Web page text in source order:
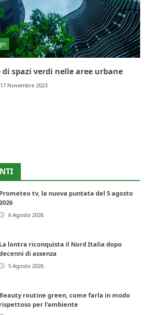
spazi verdi nelle aree urbane
17 Novembre 2023
Prometeo tv, la nuova puntata del 5 agosto
6 Agosto 2026
La lontra riconquista il Nord Italia dopo
di assenza
5 Agosto 2026
Beauty routine green, come farla in modo
rispettoso per l’ambiente